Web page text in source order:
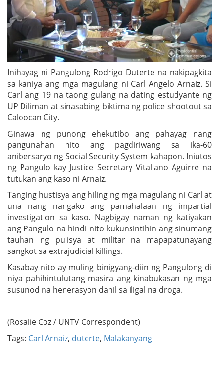
Inihayag ni Pangulong Rodrigo Duterte na nakipagkita
sa kaniya ang mga magulang ni Carl Angelo Arnaiz. Si
Carl ang 19 na taong gulang na dating estudyante ng
UP Diliman at sinasabing biktima ng police shootout sa
Caloocan City.
Ginawa ng punong ehekutibo ang pahayag nang
pangunahan nito ang pagdiriwang sa ika-60
anibersaryo ng Social Security System kahapon. Iniutos
ng Pangulo kay Justice Secretary Vitaliano Aguirre na
tutukan ang kaso ni Arnaiz.
Tanging hustisya ang hiling ng mga magulang ni Carl at
una nang nangako ang pamahalaan ng impartial
investigation sa kaso. Nagbigay naman ng katiyakan
ang Pangulo na hindi nito kukunsintihin ang sinumang
tauhan ng pulisya at militar na mapapatunayang
sangkot sa extrajudicial killings.
Kasabay nito ay muling binigyang-diin ng Pangulong di
niya pahihintulutang masira ang kinabukasan ng mga
susunod na henerasyon dahil sa iligal na droga.
(Rosalie Coz / UNTV Correspondent)
Tags: Carl Arnaiz, duterte, Malakanyang